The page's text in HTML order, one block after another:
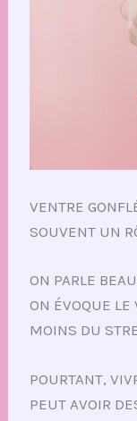
VENTRE
SOUVENT UN
ON PARLE
ON ÉVOQUE LE
MOINS DU
POURTANT,
PEUT AVOIR